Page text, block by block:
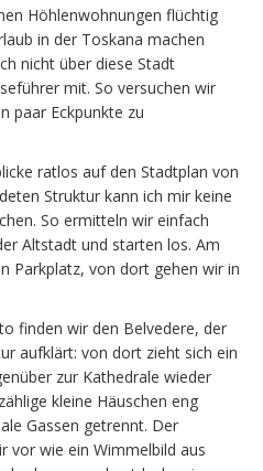
Höhlenwohnungen flüchtig
in der Toskana machen
nicht über diese Stadt
mit. So versuchen wir
paar Eckpunkte zu
ratlos auf den Stadtplan von
Struktur kann ich mir keine
So ermitteln wir einfach
Altstadt und starten los. Am
Parkplatz, von dort gehen wir in
finden wir den Belvedere, der
aufklärt: von dort zieht sich ein
zur Kathedrale wieder
kleine Häuschen eng
Gassen getrennt. Der
vor wie ein Wimmelbild aus